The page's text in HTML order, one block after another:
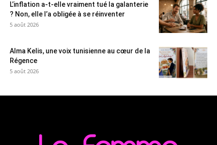
L’inflation a-t-elle vraiment tué la galanterie
? Non, elle l’a obligée à se réinventer
5 août 2026
Alma Kelis, une voix tunisienne au cœur de la
Régence
5 août 2026